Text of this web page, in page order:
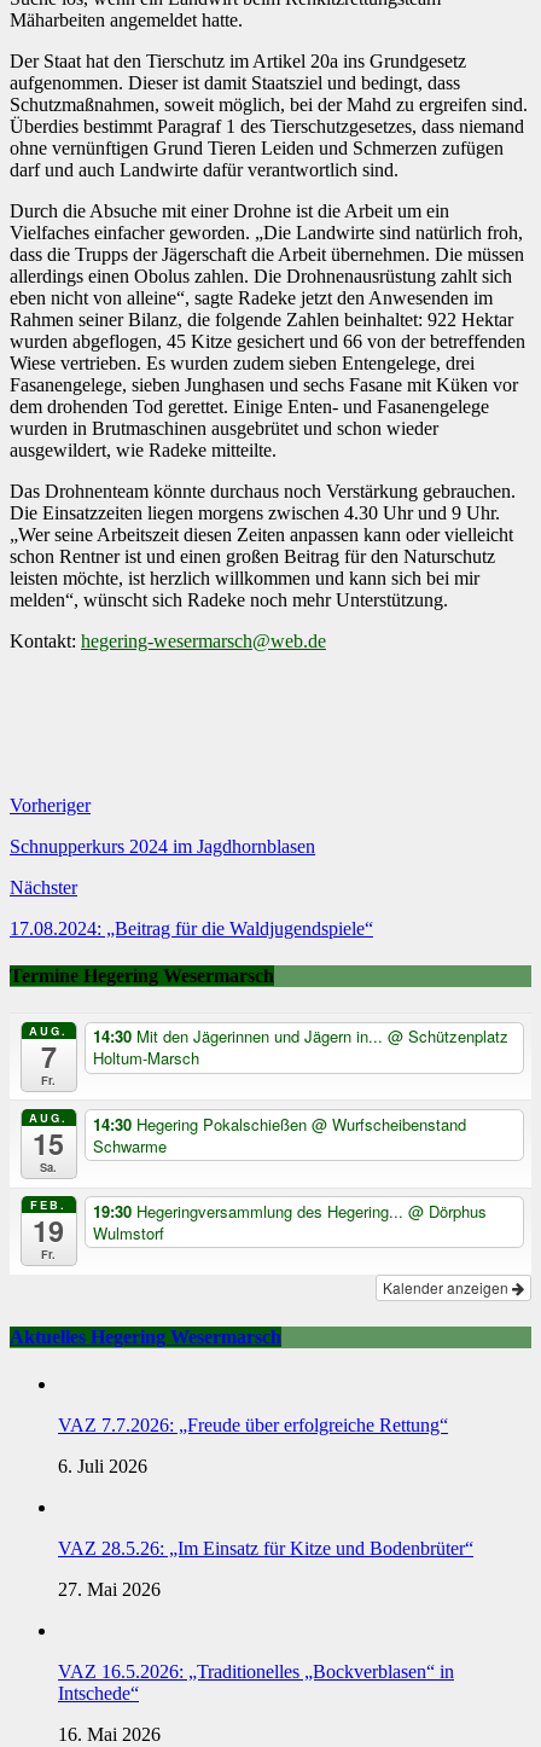
Mäharbeiten angemeldet hatte.
Der Staat hat den Tierschutz im Artikel 20a ins Grundgesetz
aufgenommen. Dieser ist damit Staatsziel und bedingt, dass
Schutzmaßnahmen, soweit möglich, bei der Mahd zu ergreifen sind.
Überdies bestimmt Paragraf 1 des Tierschutzgesetzes, dass niemand
ohne vernünftigen Grund Tieren Leiden und Schmerzen zufügen
darf und auch Landwirte dafür verantwortlich sind.
Durch die Absuche mit einer Drohne ist die Arbeit um ein
Vielfaches einfacher geworden. „Die Landwirte sind natürlich froh,
dass die Trupps der Jägerschaft die Arbeit übernehmen. Die müssen
allerdings einen Obolus zahlen. Die Drohnenausrüstung zahlt sich
eben nicht von alleine“, sagte Radeke jetzt den Anwesenden im
Rahmen seiner Bilanz, die folgende Zahlen beinhaltet: 922 Hektar
wurden abgeflogen, 45 Kitze gesichert und 66 von der betreffenden
Wiese vertrieben. Es wurden zudem sieben Entengelege, drei
Fasanengelege, sieben Junghasen und sechs Fasane mit Küken vor
dem drohenden Tod gerettet. Einige Enten- und Fasanengelege
wurden in Brutmaschinen ausgebrütet und schon wieder
ausgewildert, wie Radeke mitteilte.
Das Drohnenteam könnte durchaus noch Verstärkung gebrauchen.
Die Einsatzzeiten liegen morgens zwischen 4.30 Uhr und 9 Uhr.
„Wer seine Arbeitszeit diesen Zeiten anpassen kann oder vielleicht
schon Rentner ist und einen großen Beitrag für den Naturschutz
leisten möchte, ist herzlich willkommen und kann sich bei mir
melden“, wünscht sich Radeke noch mehr Unterstützung.
Kontakt: hegering-wesermarsch@web.de
Vorheriger
Schnupperkurs 2024 im Jagdhornblasen
Nächster
17.08.2024: „Beitrag für die Waldjugendspiele“
Termine Hegering Wesermarsch
AUG.
7
Fr.
14:30 Mit den Jägerinnen und Jägern in... @ Schützenplatz
Holtum-Marsch
AUG.
15
Sa.
14:30 Hegering Pokalschießen @ Wurfscheibenstand
Schwarme
FEB.
19
Fr.
19:30 Hegeringversammlung des Hegering... @ Dörphus
Wulmstorf
Kalender anzeigen
Aktuelles Hegering Wesermarsch
VAZ 7.7.2026: „Freude über erfolgreiche Rettung“
6. Juli 2026
VAZ 28.5.26: „Im Einsatz für Kitze und Bodenbrüter“
27. Mai 2026
VAZ 16.5.2026: „Traditionelles „Bockverblasen“ in
Intschede“
16. Mai 2026